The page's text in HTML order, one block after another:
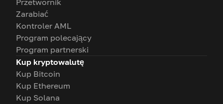
Przetwornik
Zarabiać
Kontroler AML
Program polecający
Program partnerski
Kup kryptowalutę
Kup Bitcoin
Kup Ethereum
Kup Solana